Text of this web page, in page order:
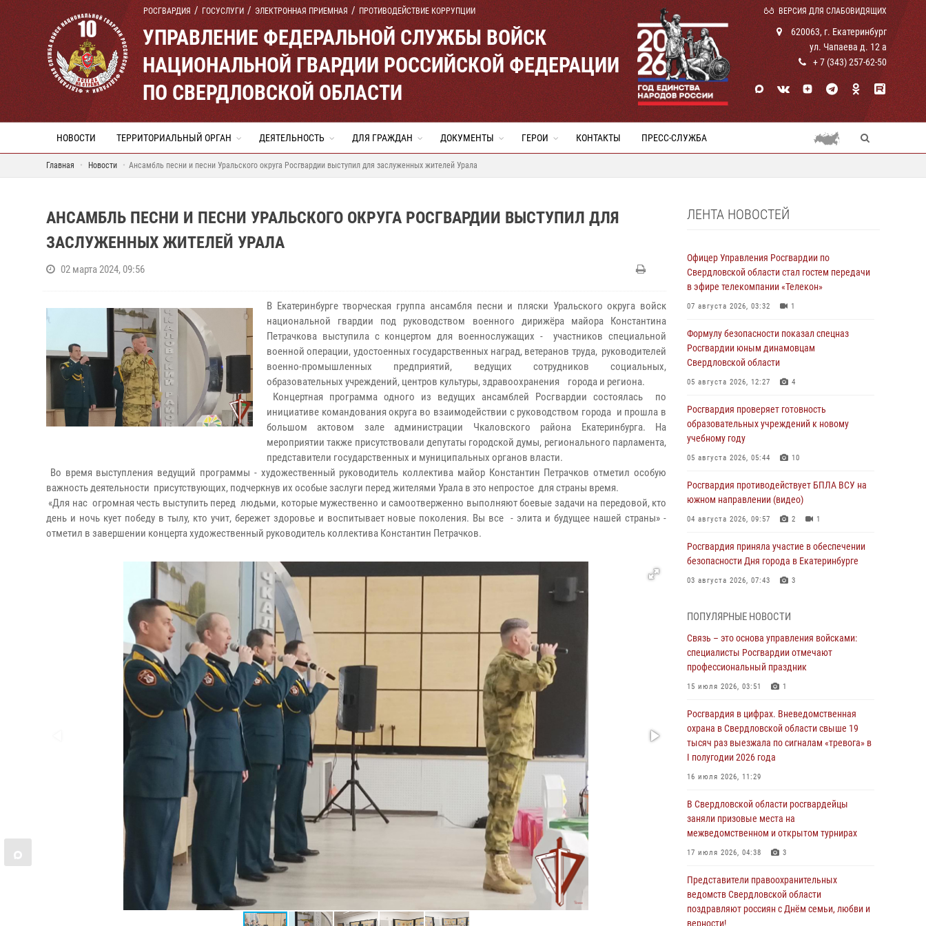
РОСГВАРДИЯ ГОСУСЛУГИ ЭЛЕКТРОННАЯ ПРИЕМНАЯ ПРОТИВОДЕЙСТВИЕ КОРРУПЦИИ ВЕРСИЯ ДЛЯ СЛАБОВИДЯЩИХ
УПРАВЛЕНИЕ ФЕДЕРАЛЬНОЙ СЛУЖБЫ ВОЙСК
НАЦИОНАЛЬНОЙ ГВАРДИИ РОССИЙСКОЙ ФЕДЕРАЦИИ
ПО СВЕРДЛОВСКОЙ ОБЛАСТИ
620063, г. Екатеринбург
ул. Чапаева д. 12 а
+ 7 (343) 257-62-50
НОВОСТИ ТЕРРИТОРИАЛЬНЫЙ ОРГАН ДЕЯТЕЛЬНОСТЬ ДЛЯ ГРАЖДАН ДОКУМЕНТЫ ГЕРОИ КОНТАКТЫ ПРЕСС-СЛУЖБА
Главная Новости Ансамбль песни и песни Уральского округа Росгвардии выступил для заслуженных жителей Урала
АНСАМБЛЬ ПЕСНИ И ПЕСНИ УРАЛЬСКОГО ОКРУГА РОСГВАРДИИ ВЫСТУПИЛ ДЛЯ
ЗАСЛУЖЕННЫХ ЖИТЕЛЕЙ УРАЛА
02 марта 2024, 09:56
В Екатеринбурге творческая группа ансамбля песни и пляски Уральского округа войск
национальной гвардии под руководством военного дирижёра майора Константина
Петрачкова выступила с концертом для военнослужащих - участников специальной
военной операции, удостоенных государственных наград, ветеранов труда, руководителей
военно-промышленных предприятий, ведущих сотрудников социальных,
образовательных учреждений, центров культуры, здравоохранения города и региона.
Концертная программа одного из ведущих ансамблей Росгвардии состоялась по
инициативе командования округа во взаимодействии с руководством города и прошла в
большом актовом зале администрации Чкаловского района Екатеринбурга. На
мероприятии также присутствовали депутаты городской думы, регионального парламента,
представители государственных и муниципальных органов власти.
Во время выступления ведущий программы - художественный руководитель коллектива майор Константин Петрачков отметил особую
важность деятельности присутствующих, подчеркнув их особые заслуги перед жителями Урала в это непростое для страны время.
«Для нас огромная честь выступить перед людьми, которые мужественно и самоотверженно выполняют боевые задачи на передовой, кто
день и ночь кует победу в тылу, кто учит, бережет здоровье и воспитывает новые поколения. Вы все - элита и будущее нашей страны» -
отметил в завершении концерта художественный руководитель коллектива Константин Петрачков.
ЛЕНТА НОВОСТЕЙ
Офицер Управления Росгвардии по
Свердловской области стал гостем передачи
в эфире телекомпании «Телекон»
07 августа 2026, 03:32 1
Формулу безопасности показал спецназ
Росгвардии юным динамовцам
Свердловской области
05 августа 2026, 12:27 4
Росгвардия проверяет готовность
образовательных учреждений к новому
учебному году
05 августа 2026, 05:44 10
Росгвардия противодействует БПЛА ВСУ на
южном направлении (видео)
04 августа 2026, 09:57 2 1
Росгвардия приняла участие в обеспечении
безопасности Дня города в Екатеринбурге
03 августа 2026, 07:43 3
межведомственном антитеррористическом
учении в Свердловской области
31 июля 2026, 12:27 1
Росгвардия обеспечивает безопасность
31 июля 2026, 06:56 1
Представитель Управления Росгвардии по
Свердловской области рассказал об итогах
работы подразделения в эфире
30 июля 2026, 11:33 1
В Свердловской области росгвардейцы стали
призерами спартакиады «Динамо» памяти
29 июля 2026, 12:30 6
Православные священники поддержали
ПОПУЛЯРНЫЕ НОВОСТИ
Связь – это основа управления войсками:
специалисты Росгвардии отмечают
профессиональный праздник
15 июля 2026, 03:51 1
Росгвардия в цифрах. Вневедомственная
охрана в Свердловской области свыше 19
тысяч раз выезжала по сигналам «тревога» в
I полугодии 2026 года
16 июля 2026, 11:29
В Свердловской области росгвардейцы
заняли призовые места на
межведомственном и открытом турнирах
17 июля 2026, 04:38 3
Представители правоохранительных
ведомств Свердловской области
поздравляют россиян с Днём семьи, любви и
верности!